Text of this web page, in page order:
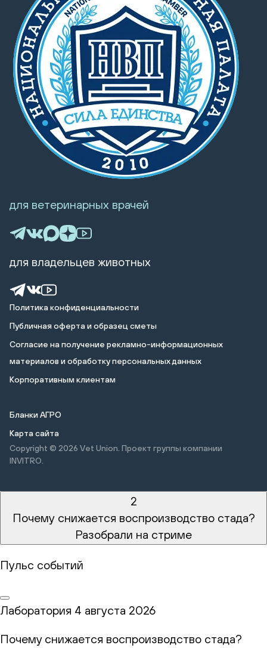
Политика конфиденциальности
Публичная оферта и образец сметы
Cогласие на получение рекламно-информационных
материалов и обработку персональных данных
Корпоративным клиентам
Бланки АГРО
Карта сайта
Copyright © 2026 Vet Union. Проект группы компании
INVITRO.
для ветеринарных врачей
для владельцев животных
2
Почему снижается воспроизводство стада?
Разобрали на стриме
Пульс событий
Лаборатория 4 августа 2026
Почему снижается воспроизводство стада?